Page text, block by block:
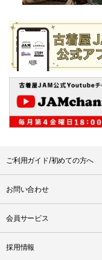
ご利用ガイド/初めての方へ
お問い合わせ
会員サービス
採用情報